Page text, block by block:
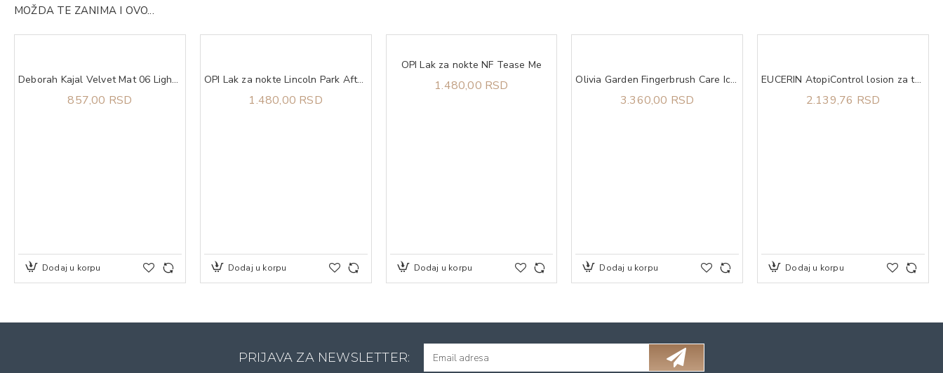
MOŽDA TE ZANIMA I OVO...
Deborah Kajal Velvet Mat 06 Light Blue
857,00 RSD
Dodaj u korpu
OPI Lak za nokte Lincoln Park After Dark
1.480,00 RSD
Dodaj u korpu
OPI Lak za nokte NF Tease Me
1.480,00 RSD
Dodaj u korpu
Olivia Garden Fingerbrush Care Iconic Boar&Nylon Pastel Pink L
3.360,00 RSD
Dodaj u korpu
EUCERIN AtopiControl losion za telo 250ml
2.139,76 RSD
Dodaj u korpu
PRIJAVA ZA NEWSLETTER: